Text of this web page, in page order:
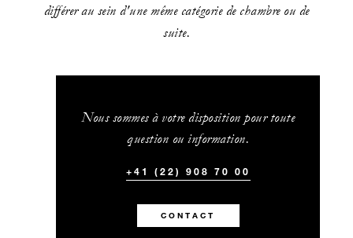
différer au sein d'une même catégorie de chambre ou de
suite.
Nous sommes à votre disposition pour toute
question ou information.
+41 (22) 908 70 00
CONTACT